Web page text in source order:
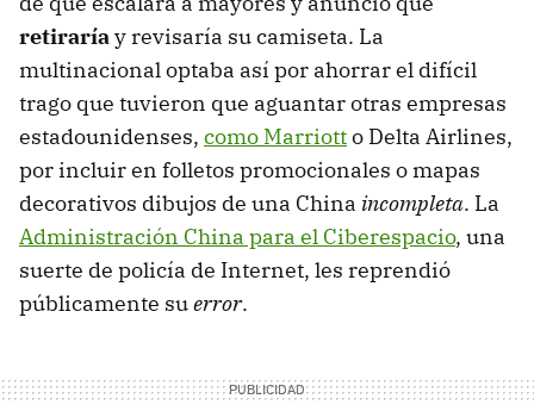
retiraríay revisaría su camiseta. La
multinacional optaba así por ahorrar el difícil
trago que tuvieron que aguantar otras empresas
estadounidenses, como Marriotto Delta Airlines,
por incluir en folletos promocionales o mapas
decorativos dibujos de una China incompleta. La
Administración China para el Ciberespacio, una
suerte de policía de Internet, les reprendió
públicamente suerror.